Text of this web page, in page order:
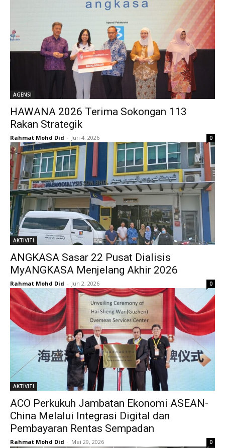
AGENSI
HAWANA 2026 Terima Sokongan 113
Rakan Strategik
Rahmat Mohd Did - Jun 4, 2026 0
AKTIVITI
ANGKASA Sasar 22 Pusat Dialisis
MyANGKASA Menjelang Akhir 2026
Rahmat Mohd Did - Jun 2, 2026 0
AKTIVITI
ACO Perkukuh Jambatan Ekonomi ASEAN-
China Melalui Integrasi Digital dan
Pembayaran Rentas Sempadan
Rahmat Mohd Did - Mei 29, 2026 0